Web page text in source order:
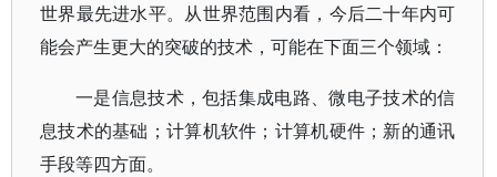
世界最先进水平。从世界范围内看，今后二十年内可
能会产生更大的突破的技术，可能在下面三个领域：
一是信息技术，包括集成电路、微电子技术的信
息技术的基础；计算机软件；计算机硬件；新的通讯
手段等四方面。